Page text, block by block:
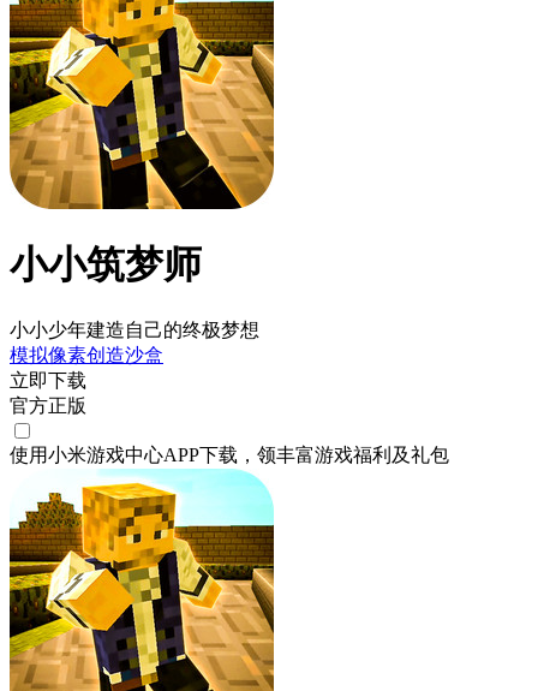
小小筑梦师
小小少年建造自己的终极梦想
模拟像素创造沙盒
立即下载
官方正版
使用小米游戏中心APP下载 ，领丰富游戏福利 及礼包